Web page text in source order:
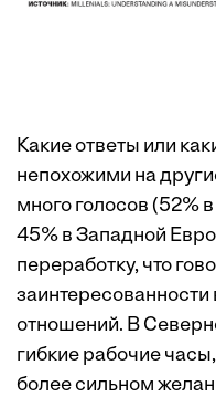
Какие ответы или
непохожими на
много голосов (52%
45% в Западной
переработку, что
отношений. В
гибкие рабочие
более сильном